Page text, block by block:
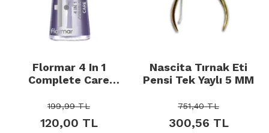
Flormar 4 In 1
Complete Care
Bakım Cilası 11ml
199,99TL
120,00 TL
Nascita Tırnak Eti
Pensi Tek Yaylı 5 MM
751,40TL
300,56 TL